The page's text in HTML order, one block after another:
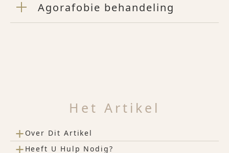
Agorafobie behandeling
Het Artikel
+ Over Dit Artikel
Heeft U Hulp Nodig?